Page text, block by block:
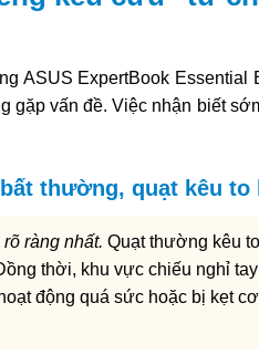
ASUS ExpertBook
gặp vấn đề. Việc nhận biết
thường, quạt kêu
ràng nhất. Quạt thường kêu
thời, khu vực chiếu nghỉ
động quá sức hoặc bị kẹt